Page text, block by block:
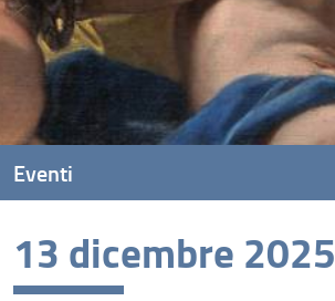
13 dicembre 2025
Eventi
Eventi recenti
Archivio eventi